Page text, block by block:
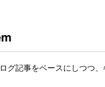
記事をベースにしつつ